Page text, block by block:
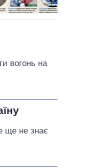
вогонь на
ще не знає